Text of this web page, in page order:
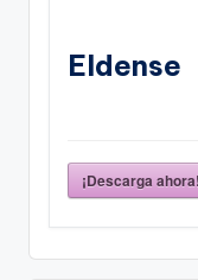
Eldense
¡Descarga ahora!